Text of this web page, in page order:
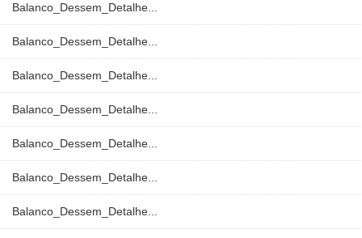
Balanco_Dessem_Detalhe...
Balanco_Dessem_Detalhe...
Balanco_Dessem_Detalhe...
Balanco_Dessem_Detalhe...
Balanco_Dessem_Detalhe...
Balanco_Dessem_Detalhe...
Balanco_Dessem_Detalhe...